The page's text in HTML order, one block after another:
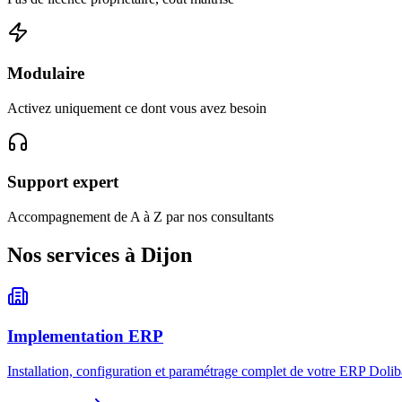
Modulaire
Activez uniquement ce dont vous avez besoin
Support expert
Accompagnement de A à Z par nos consultants
Nos services à Dijon
Implementation ERP
Installation, configuration et paramétrage complet de votre ERP